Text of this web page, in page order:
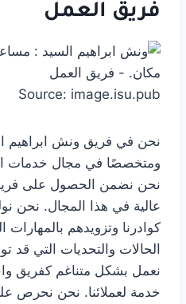
فريق العمل
Source: image.isu.pub
نحن في فريق ونش ابراهيم
ومتخصصًا في مجال خدمات
نحن نضمن الحصول على
عالية في هذا المجال. نحن
كوادرنا وتزويدهم بالمهارات
الحالات والتحديات التي قد
نعمل بشكل متناغم كفريق
خدمة لعملائنا. نحن نحرص على